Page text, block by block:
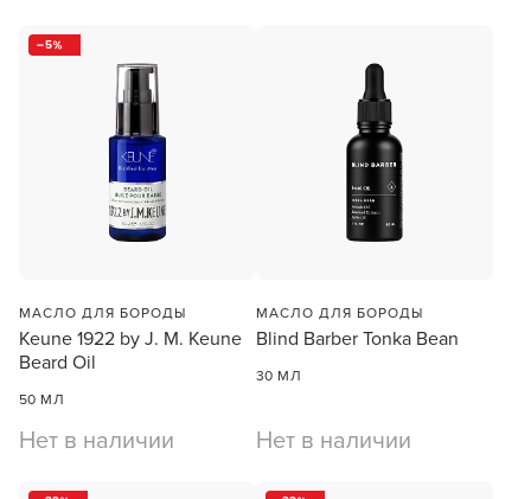
5
МАСЛО ДЛЯ БОРОДЫ
Keune 1922 by J. M. Keune
Beard Oil
50 МЛ
Нет в наличии
МАСЛО ДЛЯ БОРОДЫ
Blind Barber Tonka Bean
30 МЛ
Нет в наличии